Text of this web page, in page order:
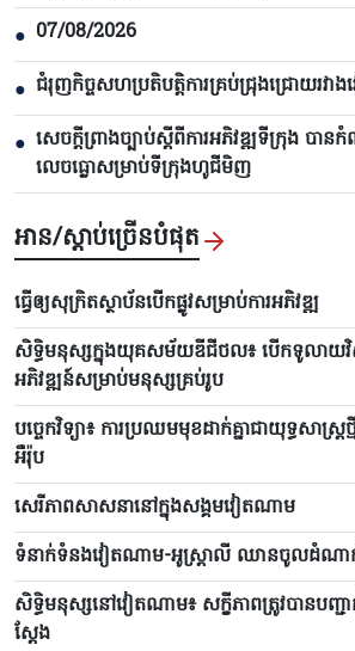
● 07/08/2026
● ជំរុញកិច្ចសហប្រតិបត្តិការគ្រប់ជ្រុងជ្រោយរវា
● សេចក្តីព្រាងច្បាប់ស្តីពីការអភិវឌ្ឍទីក្រុង ប
លេចធ្លោសម្រាប់ទីក្រុងហូជីមិញ
អាន/ស្តាប់ច្រើនបំផុត
ធ្វើឲ្យសុក្រិតស្ថាប័នបើកផ្លូវសម្រាប់ការអភិវឌ្ឍ
សិទ្ធិមនុស្សក្នុងយុគសម័យឌីជីថល៖ បើកទូលាយ
អភិវឌ្ឍន៍សម្រាប់មនុស្សគ្រប់រូប
បច្ចេកវិទ្យា៖ ការប្រឈមមុខដាក់គ្នាជាយុទ្ធសាស្ត្រ
អឺរ៉ុប
សេរីភាពសាសនានៅក្នុងសង្គមវៀតណាម
ទំនាក់ទំនងវៀតណាម-អូស្ត្រាលី ឈាន​ចូលដំណា
សិទ្ធិមនុស្សនៅវៀតណាម៖ សក្ខីភាពត្រូវបានបញ្ជា
ស្តែង